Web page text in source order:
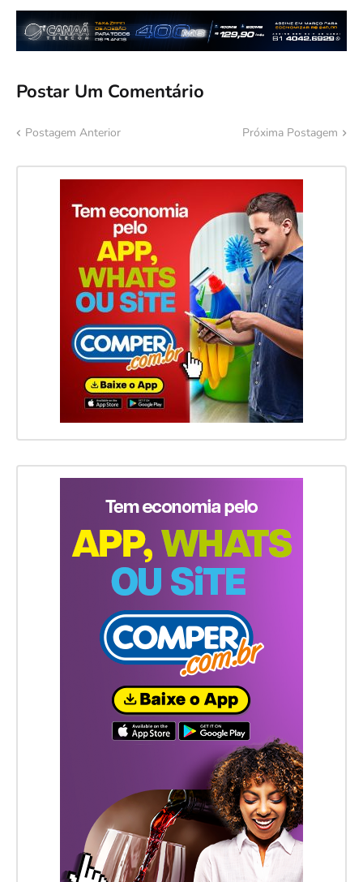
Postar Um Comentário
Postagem Anterior Próxima Postagem